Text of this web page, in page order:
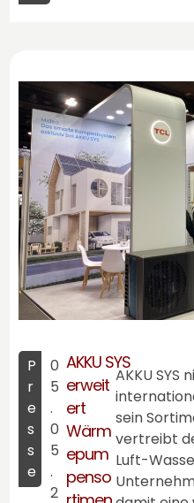
P
r
e
s
s
e
0
5
.
0
5
.
2
AKKU SYS
erweit
ert
Wärm
epum
penso
AKKU SYS
sein
vertreibt
Luft-